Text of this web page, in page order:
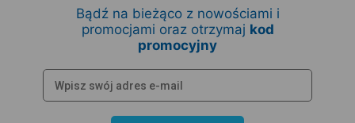
Bądź na bieżąco z nowościami i
promocjami oraz otrzymaj kod
promocyjny